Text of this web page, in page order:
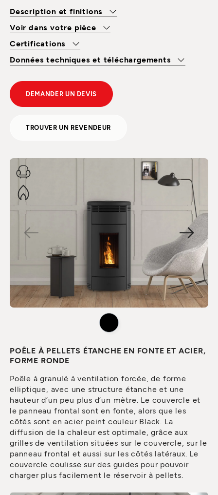
Description et finitions
Voir dans votre pièce
Certifications
Données techniques et téléchargements
DEMANDER UN DEVIS
TROUVER UN REVENDEUR
POÊLE À PELLETS ÉTANCHE EN FONTE ET ACIER,
FORME RONDE
Poêle à granulé à ventilation forcée, de forme
elliptique, avec une structure étanche et une
hauteur d’un peu plus d’un mètre. Le couvercle et
le panneau frontal sont en fonte, alors que les
côtés sont en acier peint couleur Black. La
diffusion de la chaleur est optimale, grâce aux
grilles de ventilation situées sur le couvercle, sur le
panneau frontal et aussi sur les côtés latéraux. Le
couvercle coulisse sur des guides pour pouvoir
charger plus facilement le réservoir à pellets.